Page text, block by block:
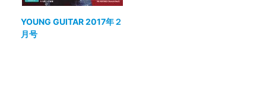
YOUNG GUITAR 2017年２
月号